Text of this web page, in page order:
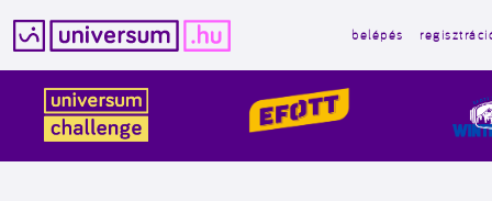
tartalomba
belépés